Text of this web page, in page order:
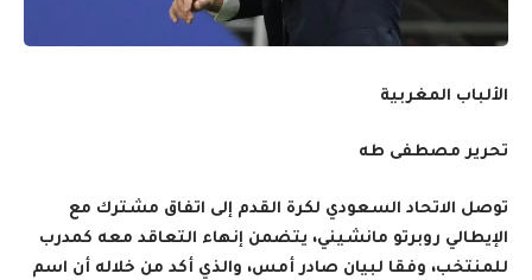
الألباب المغربية
تحرير مصطفى طه
توصل الاتحاد السعودي لكرة القدم إلى اتفاق مشترك مع
الإيطالي روبرتو مانشيني، يتضمن إنهاء التعاقد معه كمدرب
للمنتخب، وفقا لبيان صادر أمس، والذي أكد من خلاله أن اسم